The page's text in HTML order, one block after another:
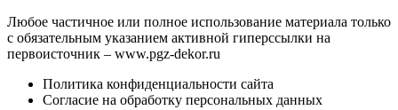
Любое частичное или полное использование материала только
с обязательным указанием активной гиперссылки на
первоисточник – www.pgz-dekor.ru
Политика конфиденциальности сайта
Согласие на обработку персональных данных